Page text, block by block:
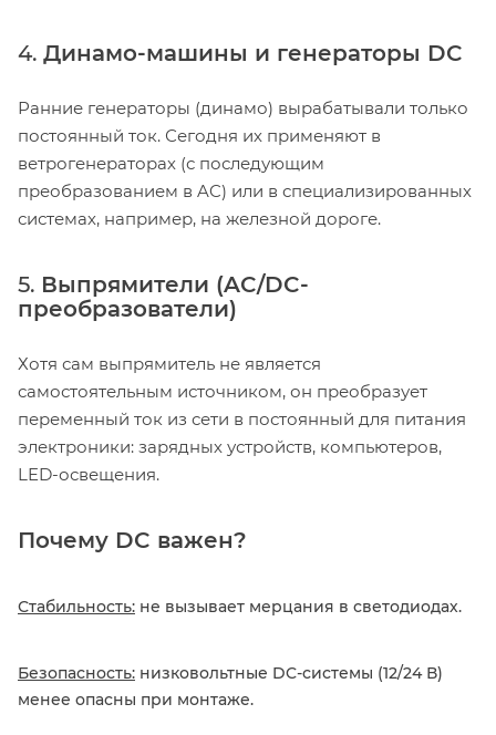
4. Динамо-машины и генераторы DC
Ранние генераторы (динамо) вырабатывали только
постоянный ток. Сегодня их применяют в
ветрогенераторах (с последующим
преобразованием в AC) или в специализированных
системах, например, на железной дороге.
5. Выпрямители (AC/DC-
преобразователи)
Хотя сам выпрямитель не является
самостоятельным источником, он преобразует
переменный ток из сети в постоянный для питания
электроники: зарядных устройств, компьютеров,
LED-освещения.
Почему DC важен?
Стабильность: не вызывает мерцания в светодиодах.
Безопасность: низковольтные DC-системы (12/24 В)
менее опасны при монтаже.